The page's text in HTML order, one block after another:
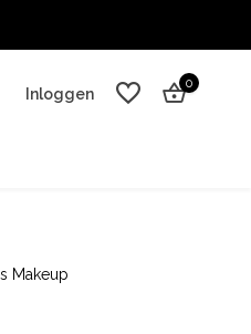
Inloggen
0
Makeup